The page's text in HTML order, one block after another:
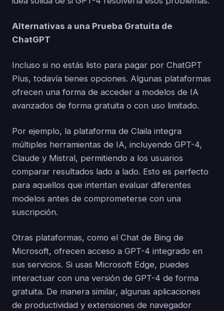
Alternativas a una Prueba Gratuita de
ChatGPT
Incluso si no estás listo para pagar por ChatGPT
Plus, todavía tienes opciones. Algunas plataformas
ofrecen una forma de acceder a modelos de IA
avanzados de forma gratuita o con uso limitado.
Por ejemplo, la plataforma de Claila integra
múltiples herramientas de IA, incluyendo GPT-4,
Claude y Mistral, permitiendo a los usuarios
comparar resultados lado a lado. Esto es perfecto
para aquellos que intentan evaluar diferentes
modelos antes de comprometerse con una
suscripción.
Otras plataformas, como el Chat de Bing de
Microsoft, ofrecen acceso a GPT-4 integrado en
sus servicios. Si usas Microsoft Edge, puedes
interactuar con una versión de GPT-4 de forma
gratuita. De manera similar, algunas aplicaciones
de productividad y extensiones de navegador